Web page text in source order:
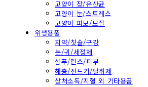
고양이 장/유산균
고양이 눈/스트레스
고양이 피모/모질
위생용품
치약/칫솔/구강
눈/귀/세정제
샴푸/린스/피부
해충/진드기/탈취제
상처소독/지혈 외 기타용품